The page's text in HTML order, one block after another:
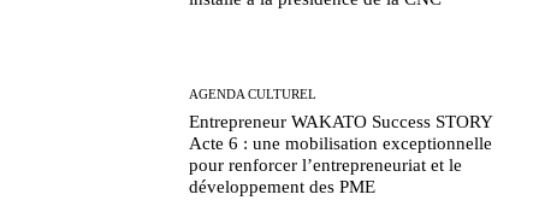
AGENDA CULTUREL
Entrepreneur WAKATO Success STORY
Acte 6 : une mobilisation exceptionnelle
pour renforcer l’entrepreneuriat et le
développement des PME